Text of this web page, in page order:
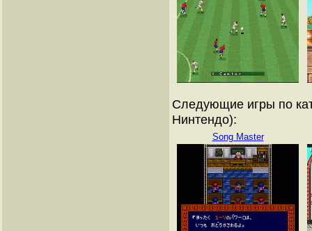
Следующие игры по
Нинтендо):
Song Master